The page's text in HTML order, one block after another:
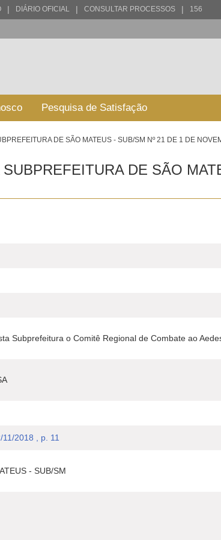
| DIÁRIO OFICIAL | CONSULTAR PROCESSOS | 156
Pesquisa de Satisfação
DE SÃO MATEUS - SUB/SM Nº 21 DE 1 DE
DE SÃO
Subprefeitura o Comitê Regional de Combate ao
2018 , p. 11
- SUB/SM